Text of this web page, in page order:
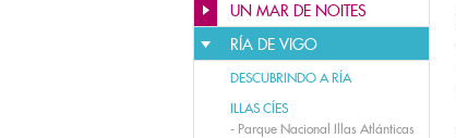
UN MAR DE NOITES
RÍA DE VIGO
DESCUBRINDO A RÍA
ILLAS CÍES
- Parque Nacional Illas Atlánticas